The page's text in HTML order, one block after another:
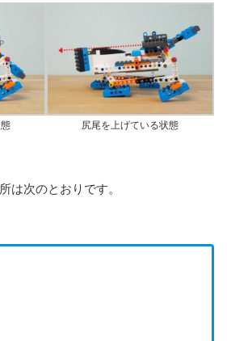
尻尾を上げている状態
は次のとおりです。